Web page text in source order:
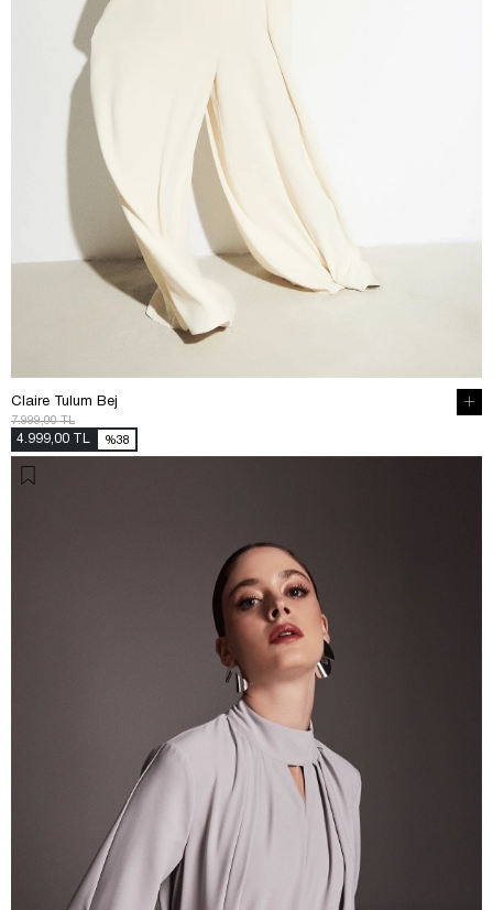
Claire Tulum Bej
7.999,00 TL
4.999,00 TL %38